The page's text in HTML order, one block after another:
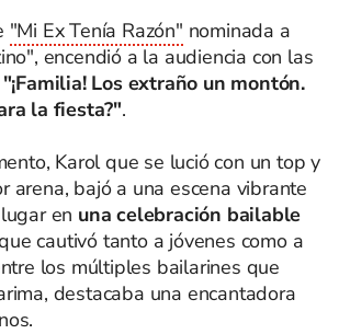
"Mi Ex Tenía Razón" nominada a
encendió a la audiencia con las
"¡Familia! Los extraño un montón.
la fiesta?".
Karol que se lució con un top y
arena, bajó a una escena vibrante
en una celebración bailable
cautivó tanto a jóvenes como a
los múltiples bailarines que
destacaba una encantadora